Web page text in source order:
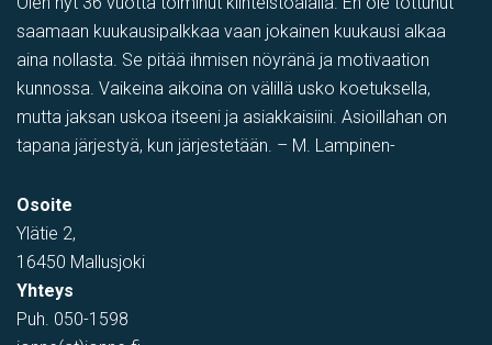
saamaan kuukausipalkkaa vaan jokainen kuukausi alkaa
aina nollasta. Se pitää ihmisen nöyränä ja motivaation
kunnossa. Vaikeina aikoina on välillä usko koetuksella,
mutta jaksan uskoa itseeni ja asiakkaisiini. Asioillahan on
tapana järjestyä, kun järjestetään. – M. Lampinen-
Osoite
Ylätie 2,
16450 Mallusjoki
Yhteys
Puh. 050-1598